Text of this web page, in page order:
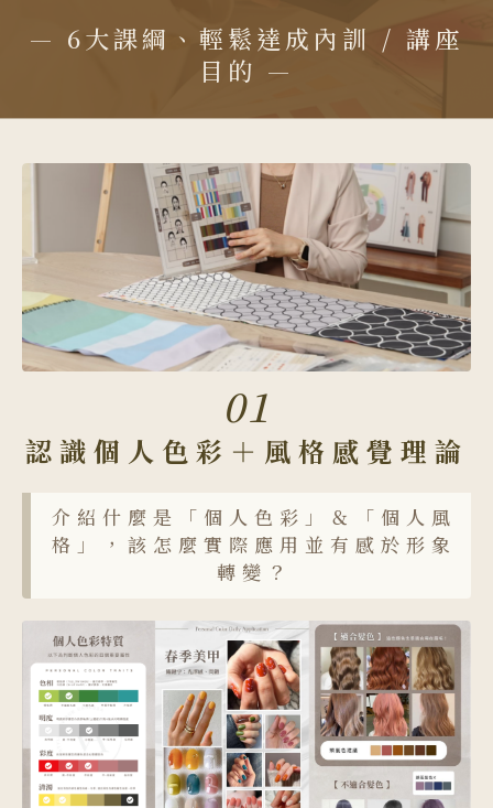
— 6大課綱、輕鬆達成內訓 / 講座
目的 —
01
認識個人色彩＋風格感覺理論
介紹什麼是「個人色彩」＆「個人風
格」，該怎麼實際應用並有感於形象
轉變？